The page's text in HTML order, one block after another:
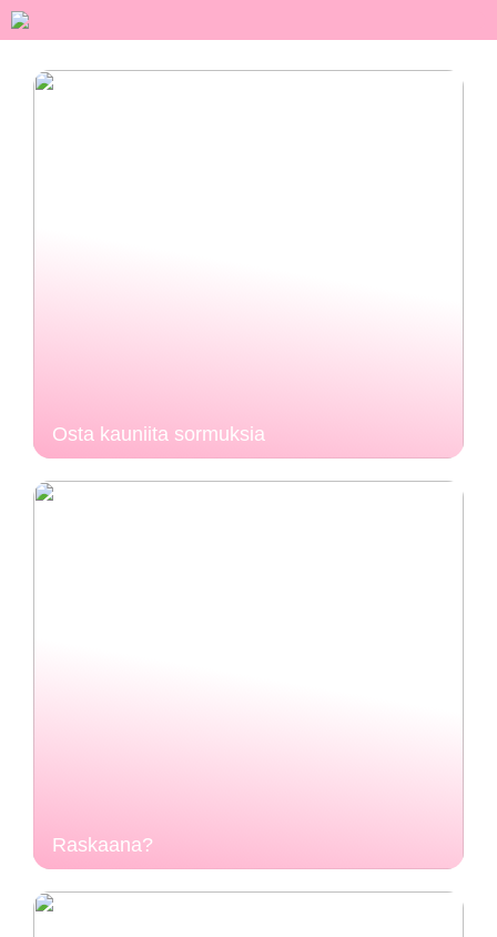
Osta kauniita sormuksia
Raskaana?